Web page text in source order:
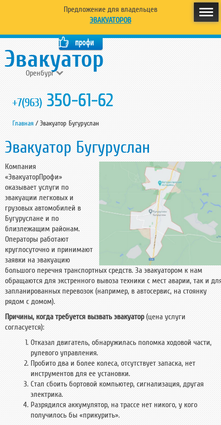
Предложение для владельцев
ЭВАКУАТОРОВ
Оренбург
+7(963) 350-61-62
Главная /Эвакуатор Бугуруслан
Эвакуатор Бугуруслан
Компания
«ЭвакуаторПрофи»
оказывает услуги по
эвакуации легковых и
грузовых автомобилей в
Бугуруслане и по
близлежащим районам.
Операторы работают
круглосуточно и принимают
заявки на эвакуацию
большого перечня транспортных средств. За эвакуатором к нам
обращаются для экстренного вывоза техники с мест аварии, так и
запланированных перевозок (например, в автосервис, на стоянку
рядом с домом).
Причины, когда требуется вызвать эвакуатор(цена услуги
согласуется):
Отказал двигатель, обнаружилась поломка ходовой части,
рулевого управления.
Пробито два и более колеса, отсутствует запаска, нет
инструментов для ее установки.
Стал сбоить бортовой компьютер, сигнализация, другая
электрика.
Разрядился аккумулятор, на трассе нет никого, у кого
получилось бы «прикурить».